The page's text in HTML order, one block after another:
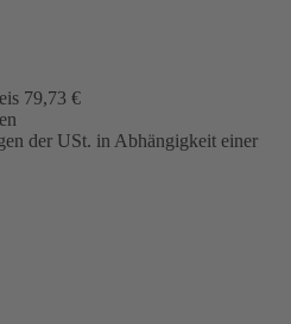
79,73 €
der USt. in Abhängigkeit einer